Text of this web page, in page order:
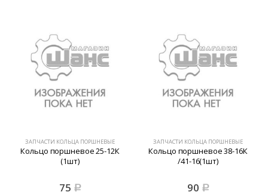
ЗАПЧАСТИ КОЛЬЦА ПОРШНЕВЫЕ
Кольцо поршневое 25-12К
(1шт)
75 Р
ЗАПЧАСТИ КОЛЬЦА ПОРШНЕВЫЕ
Кольцо поршневое 38-16К
/41-16(1шт)
90 Р